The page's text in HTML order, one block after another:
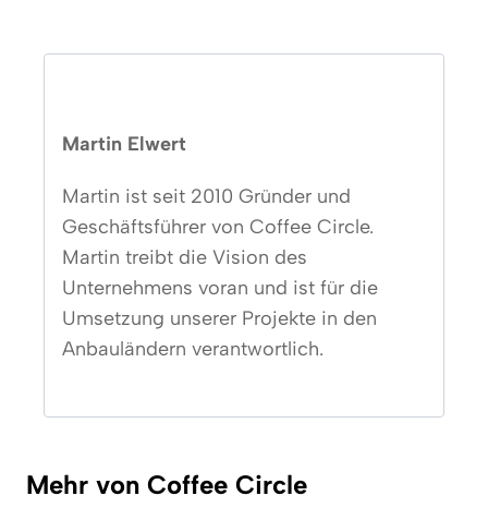
Martin Elwert
Martin ist seit 2010 Gründer und
Geschäftsführer von Coffee Circle.
Martin treibt die Vision des
Unternehmens voran und ist für die
Umsetzung unserer Projekte in den
Anbauländern verantwortlich.
Mehr von Coffee Circle